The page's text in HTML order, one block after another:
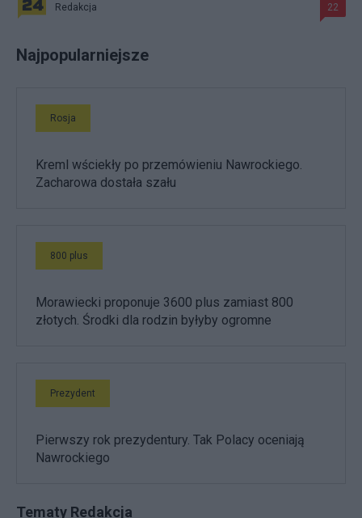
Redakcja 22
Najpopularniejsze
Rosja
Kreml wściekły po przemówieniu Nawrockiego.
Zacharowa dostała szału
800 plus
Morawiecki proponuje 3600 plus zamiast 800
złotych. Środki dla rodzin byłyby ogromne
Prezydent
Pierwszy rok prezydentury. Tak Polacy oceniają
Nawrockiego
Tematy Redakcja